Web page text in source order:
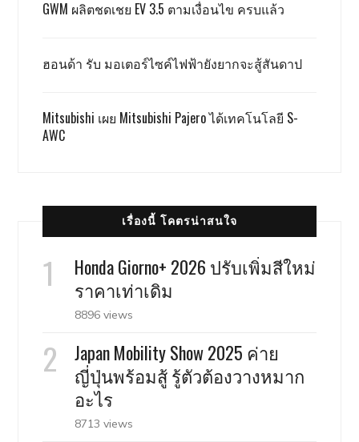
GWM ผลิตชดเชย EV 3.5 ตามเงื่อนไข ครบแล้ว
ฮอนด้า รับ มอเตอร์ไซค์ไฟฟ้ายังยากจะสู้สันดาป
Mitsubishi เผย Mitsubishi Pajero ได้เทคโนโลยี S-
AWC
เรื่องนี้ โคตรน่าสนใจ
Honda Giorno+ 2026 ปรับเพิ่มสีใหม่
ราคาเท่าเดิม
8896 views
Japan Mobility Show 2025 ค่าย
ญี่ปุ่นพร้อมสู้ รู้ตัวต้องวางหมาก
อะไร
8713 views